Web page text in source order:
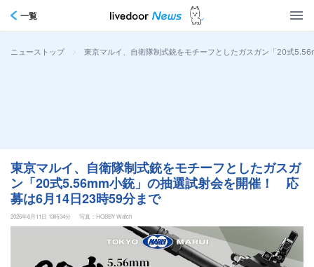
一覧
ニューストップ > 東京マルイ、自衛隊制式銃をモチーフとしたガスガン「20式
東京マルイ、自衛隊制式銃をモチーフとしたガスガ
ン「20式5.56mm小銃」の抽選試射会を開催！ 応
募は6月14日23時59分まで
2026年6月11日 13時34分 写真：HOBBY Watch